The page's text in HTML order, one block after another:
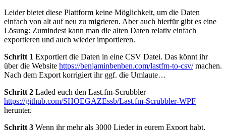
Leider bietet diese Plattform keine Möglichkeit, um die Daten
einfach von alt auf neu zu migrieren. Aber auch hierfür gibt es eine
Lösung: Zumindest kann man die alten Daten relativ einfach
exportieren und auch wieder importieren.
Schritt 1 Exportiert die Daten in eine CSV Datei. Das könnt ihr
über die Website https://benjaminbenben.com/lastfm-to-csv/machen.
Nach dem Export korrigiert ihr ggf. die Umlaute…
Schritt 2 Laded euch den Last.fm-Scrubbler
https://github.com/SHOEGAZEssb/Last.fm-Scrubbler-WPF
herunter.
Schritt 3 Wenn ihr mehr als 3000 Lieder in eurem Export habt,